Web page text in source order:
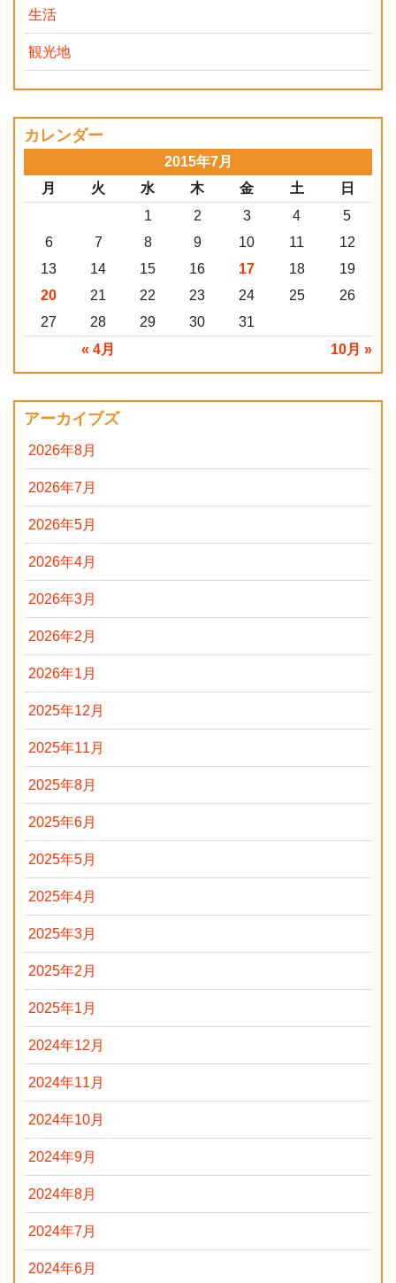
生活
観光地
カレンダー
2015年7月
月
火 水 木 金 土 日
« 4月 10月 »
1 2 3 4
5
6
7 8 9 10 11
12
13
14 15 16 17 18
19
20
21 22 23 24 25
26
27
28 29 30 31
アーカイブズ
2026年8月
2026年7月
2026年5月
2026年4月
2026年3月
2026年2月
2026年1月
2025年12月
2025年11月
2025年8月
2025年6月
2025年5月
2025年4月
2025年3月
2025年2月
2025年1月
2024年12月
2024年11月
2024年10月
2024年9月
2024年8月
2024年7月
2024年6月